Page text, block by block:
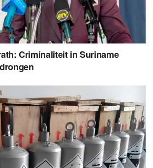
Criminaliteit in Suriname